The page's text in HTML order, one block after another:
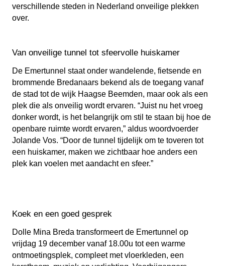
verschillende steden in Nederland onveilige plekken
over.
Van onveilige tunnel tot sfeervolle huiskamer
De Emertunnel staat onder wandelende, fietsende en
brommende Bredanaars bekend als de toegang vanaf
de stad tot de wijk Haagse Beemden, maar ook als een
plek die als onveilig wordt ervaren. “Juist nu het vroeg
donker wordt, is het belangrijk om stil te staan bij hoe de
openbare ruimte wordt ervaren,” aldus woordvoerder
Jolande Vos. “Door de tunnel tijdelijk om te toveren tot
een huiskamer, maken we zichtbaar hoe anders een
plek kan voelen met aandacht en sfeer.”
Koek en een goed gesprek
Dolle Mina Breda transformeert de Emertunnel op
vrijdag 19 december vanaf 18.00u tot een warme
ontmoetingsplek, compleet met vloerkleden, een